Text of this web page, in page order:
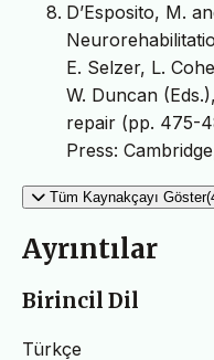
D’Esposito, M.
E. Selzer, L.
W. Duncan
repair (pp. 475-
Press:
Tüm Kaynakçayı
Ayrıntılar
Birincil Dil
Türkçe